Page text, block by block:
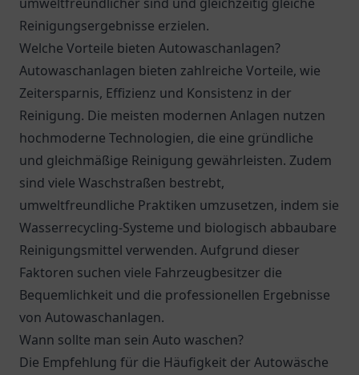
Reinigungsergebnisse erzielen.
Welche Vorteile bieten Autowaschanlagen?
Autowaschanlagen bieten zahlreiche Vorteile, wie
Zeitersparnis, Effizienz und Konsistenz in der
Reinigung. Die meisten modernen Anlagen nutzen
hochmoderne Technologien, die eine gründliche
und gleichmäßige Reinigung gewährleisten. Zudem
sind viele Waschstraßen bestrebt,
umweltfreundliche Praktiken umzusetzen, indem sie
Wasserrecycling-Systeme und biologisch abbaubare
Reinigungsmittel verwenden. Aufgrund dieser
Faktoren suchen viele Fahrzeugbesitzer die
Bequemlichkeit und die professionellen Ergebnisse
von Autowaschanlagen.
Wann sollte man sein Auto waschen?
Die Empfehlung für die Häufigkeit der Autowäsche